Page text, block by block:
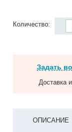
Количество:
Задать
Доставка
ОПИСАНИЕ